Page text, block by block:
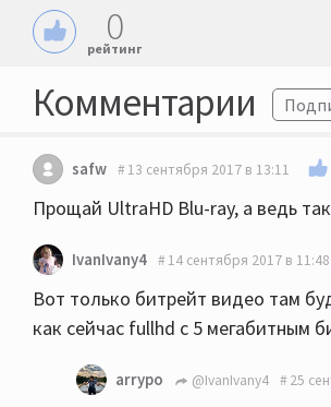
0
рейтинг
Комментарии
safw 13 сентября 2017 в 13:11
Прощай UltraHD Blu-ray, а ведь
IvanIvany4 14 сентября 2017 в 11:48
Вот только битрейт видео там
как сейчас fullhd с 5 мегабитным
arrypo @IvanIvany4 25